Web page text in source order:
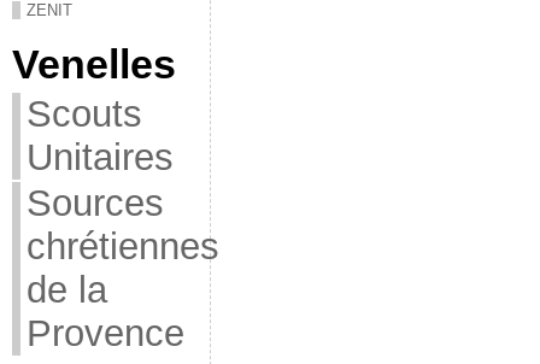
ZENIT
Venelles
Scouts
Unitaires
Sources
chrétiennes
de la
Provence